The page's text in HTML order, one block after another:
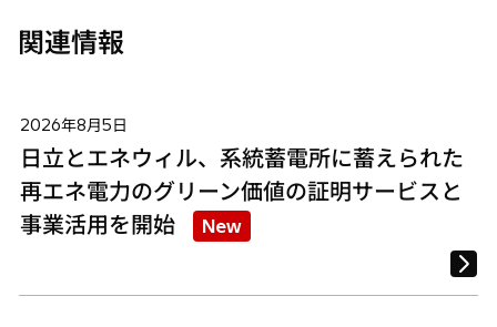
関連情報
2026年8月5日
日立とエネウィル、系統蓄電所に蓄えられた
再エネ電力のグリーン価値の証明サービスと
事業活用を開始
New